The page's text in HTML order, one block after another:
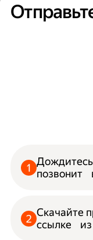
позвонит
Скачайте
ссылке из